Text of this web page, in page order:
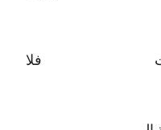
وقصرت فلا